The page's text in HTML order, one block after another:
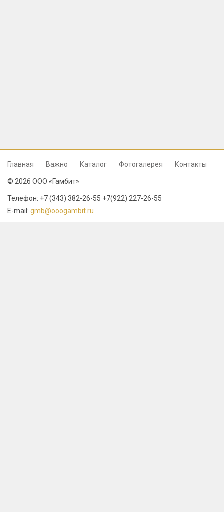
Главная Важно Каталог Фотогалерея Контакты
© 2026 ООО «Гамбит»
Телефон: +7 (343) 382-26-55 +7(922) 227-26-55
E-mail: gmb@ooogambit.ru